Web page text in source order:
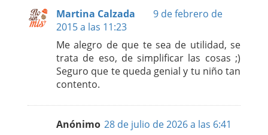
Martina Calzada
9 de febrero de
2015 a las 11:23
Me alegro de que te sea de utilidad, se
trata de eso, de simplificar las cosas ;)
Seguro que te queda genial y tu niño tan
contento.
Anónimo 28 de julio de 2026 a las 6:41